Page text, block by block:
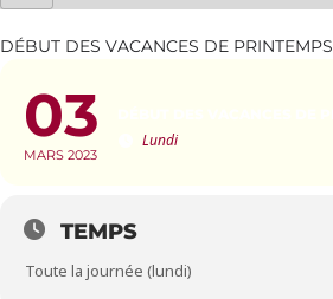
DÉBUT DES VACANCES DE PRINTEMPS
03
MARS 2023
Lundi
TEMPS
Toute la journée (lundi)